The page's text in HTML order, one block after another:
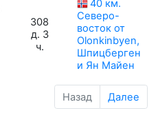
308
д. 3
ч.
40 км.
Северо-
восток от
Olonkinbyen,
Шпицберген
и Ян Майен
Назад Далее